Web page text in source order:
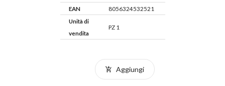
EAN
8056324532521
Unità di
vendita
PZ 1
Aggiungi